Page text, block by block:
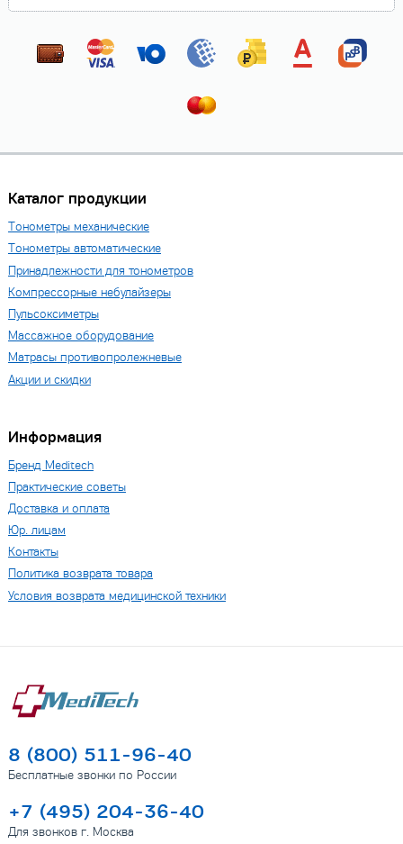
Каталог продукции
Тонометры механические
Тонометры автоматические
Принадлежности для тонометров
Компрессорные небулайзеры
Пульсоксиметры
Массажное оборудование
Матрасы противопролежневые
Акции и скидки
Информация
Бренд Мeditech
Практические советы
Доставка и оплата
Юр. лицам
Контакты
Политика возврата товара
Условия возврата медицинской техники
8 (800) 511-96-40
Бесплатные звонки по России
+7 (495) 204-36-40
Для звонков г. Москва